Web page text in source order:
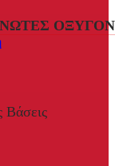
Βάσεις